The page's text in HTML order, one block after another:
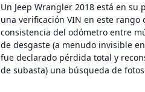
Un Jeep Wrangler 2018 está en
una verificación VIN en este
consistencia del odómetro entre
de desgaste (a menudo invisible
fue declarado pérdida total y
de subasta) una búsqueda de